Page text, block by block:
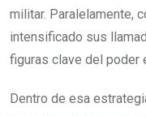
militar. Paralelamente,
intensificado sus
figuras clave del poder
Dentro de esa